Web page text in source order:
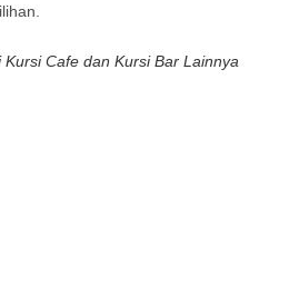
Cafe dan Kursi Bar Lainnya